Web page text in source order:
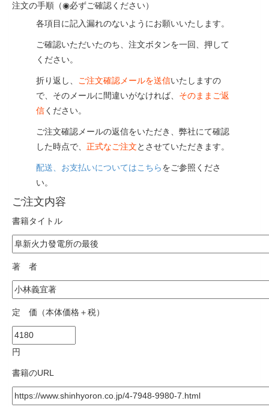
注文の手順（◉必ずご確認ください）
各項目に記入漏れのないようにお願いいたします。
ご確認いただいたのち、注文ボタンを一回、押して
ください。
折り返し、 ご注文確認メールを送信いたしますの
で、そのメールに間違いがなければ、 そのままご返
信ください。
ご注文確認メールの返信をいただき、弊社にて確認
した時点で、正式なご注文とさせていただきます。
配送、お支払いについてはこちらをご参照くださ
い。
ご注文内容
書籍タイトル
著 者
定 価（本体価格＋税）
円
書籍のURL